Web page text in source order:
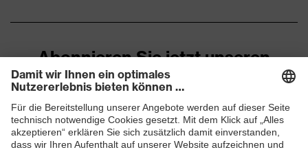
Abonnieren Sie jetzt unseren
Newsletter
ZUM NEWSLETTER ANMELDEN